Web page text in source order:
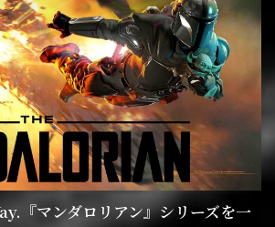
『マンダロリアン』シリーズを一